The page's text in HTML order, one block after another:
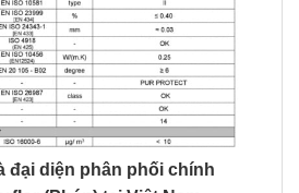
đại diện phân phối chính